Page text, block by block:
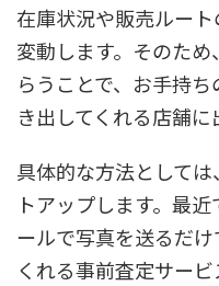
在庫状況や販売ルー
変動します。そのた
らうことで、お手持
き出してくれる店舗に
具体的な方法として
トアップします。最
ールで写真を送るだ
くれる事前査定サー